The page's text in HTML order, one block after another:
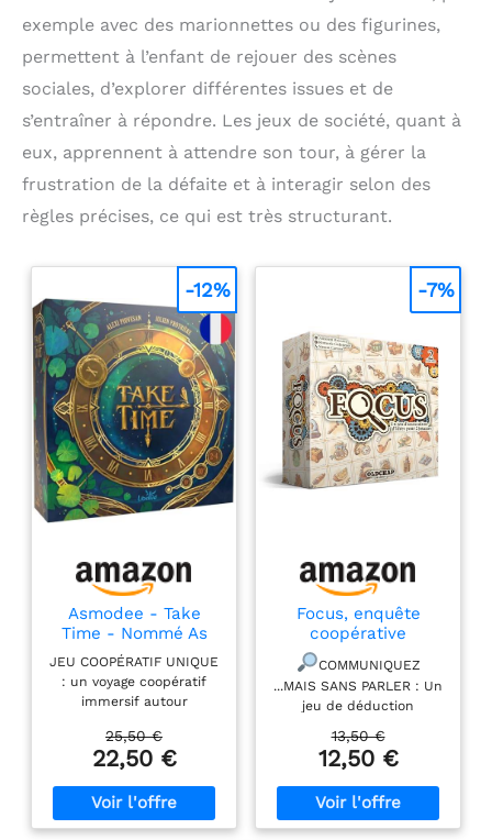
exemple avec des marionnettes ou des figurines,
permettent à l’enfant de rejouer des scènes
sociales, d’explorer différentes issues et de
s’entraîner à répondre. Les jeux de société, quant à
eux, apprennent à attendre son tour, à gérer la
frustration de la défaite et à interagir selon des
règles précises, ce qui est très structurant.
Asmodee - Take
Time - Nommé As
d'or 2026 Catégorie :
Initié - Libellud
JEU COOPÉRATIF UNIQUE
: un voyage coopératif
immersif autour
et de cartes illustrées,
parfait pour les amateurs
originaux et poétiques.
COMMUNICATION LIMITEE
25,50 €
22,50 €
-12%
Focus, enquête
coopérative
Sherlock Holmes, 2
joueurs dès 10 ans
COMMUNIQUEZ
...MAIS SANS PARLER : Un
jeu de déduction
pour 2 joueurs. Pour
égayer les longues nuits
d'hiver où les enquêtes
se font rares, le docteur
Watson a inventé un jeu
13,50 €
12,50 €
-7%